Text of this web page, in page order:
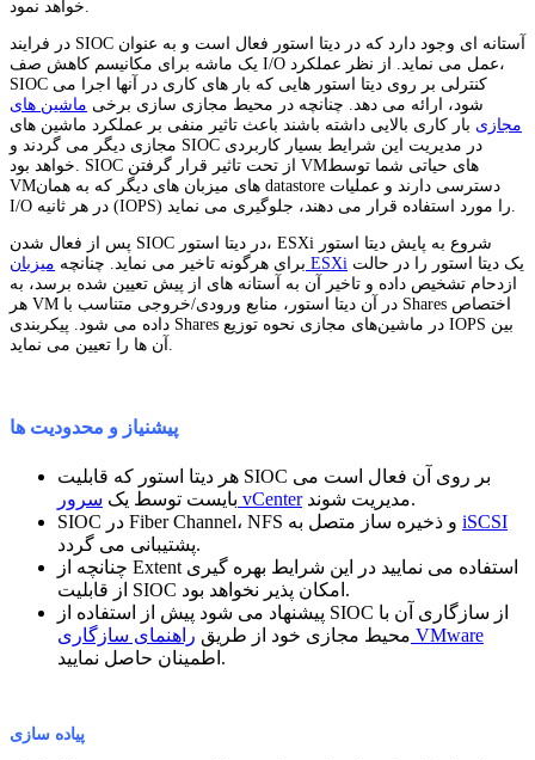
خواهد نمود.
در فرایند SIOC آستانه ای وجود دارد که در دیتا استور فعال است و به عنوان
یک ماشه برای مکانیسم کاهش صف I/O عمل می نماید. از نظر عملکرد،
SIOC کنترلی بر روی دیتا استور هایی که بار های کاری در آنها اجرا می
شود، ارائه می دهد. چنانچه در محیط مجازی سازی برخی ماشین های
مجازی بار کاری بالایی داشته باشند باعث تاثیر منفی بر عملکرد ماشین های
مجازی دیگر می گردند و SIOC در مدیریت این شرایط بسیار کاربردی
خواهد بود. SIOC از تحت تاثیر قرار گرفتن VMهای حیاتی شما توسط
VMهای میزبان های دیگر که به همان datastore دسترسی دارند و عملیات
I/O در هر ثانیه (IOPS) را مورد استفاده قرار می دهند، جلوگیری می نماید.
پس از فعال شدن SIOC در دیتا استور، ESXi شروع به پایش دیتا استور
برای هرگونه تاخیر می نماید. چنانچه میزبان ESXi
ازدحام تشخیص داده و تاخیر آن به آستانه های از پیش تعیین شده برسد، به
هر VM در آن دیتا استور، منابع ورودی/خروجی متناسب با Shares اختصاص
داده می ‌شود. پیکربندی Shares در ماشین‌های مجازی نحوه توزیع IOPS بین
آن ها را تعیین می نماید.
پیشنیاز و محدودیت ها
هر دیتا استور که قابلیت SIOC بر روی آن فعال است می
بایست توسط یک سرور vCenter
مدیریت شوند.
iSCSI
پشتیبانی می گردد.
چنانچه از Extent استفاده می نمایید در این شرایط بهره گیری
از قابلیت SIOC امکان پذیر نخواهد بود.
پیشنهاد می شود پیش از استفاده از SIOC از سازگاری آن با
محیط مجازی خود از طریق راهنمای سازگاری VMware
اطمینان حاصل نمایید.
پیاده سازی